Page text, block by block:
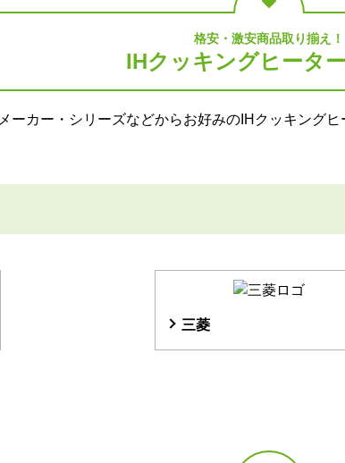
格安・激安商品取り揃え！
IHクッキングヒータ
メーカー・シリーズなどからお好みのIHクッキングヒ
三菱